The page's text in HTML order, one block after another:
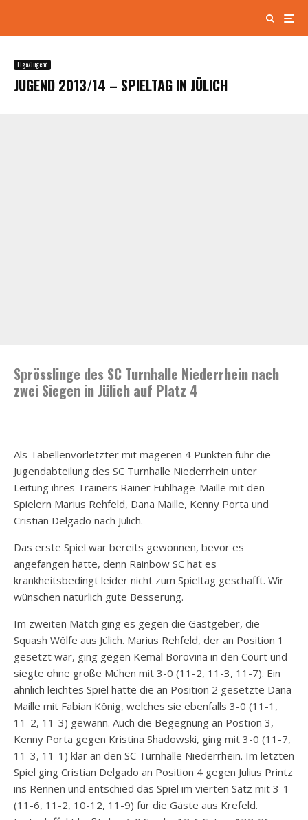
Liga/Jugend
JUGEND 2013/14 – SPIELTAG IN JÜLICH
Sprösslinge des SC Turnhalle Niederrhein nach
zwei Siegen in Jülich auf Platz 4
Als Tabellenvorletzter mit mageren 4 Punkten fuhr die
Jugendabteilung des SC Turnhalle Niederrhein unter
Leitung ihres Trainers Rainer Fuhlhage-Maille mit den
Spielern Marius Rehfeld, Dana Maille, Kenny Porta und
Cristian Delgado nach Jülich.
Das erste Spiel war bereits gewonnen, bevor es
angefangen hatte, denn Rainbow SC hat es
krankheitsbedingt leider nicht zum Spieltag geschafft. Wir
wünschen natürlich gute Besserung.
Im zweiten Match ging es gegen die Gastgeber, die
Squash Wölfe aus Jülich. Marius Rehfeld, der an Position 1
gesetzt war, ging gegen Kemal Borovina in den Court und
siegte ohne große Mühen mit 3-0 (11-2, 11-3, 11-7). Ein
ähnlich leichtes Spiel hatte die an Position 2 gesetzte Dana
Maille mit Fabian König, welches sie ebenfalls 3-0 (11-1,
11-2, 11-3) gewann. Auch die Begegnung an Postion 3,
Kenny Porta gegen Kristina Shadowski, ging mit 3-0 (11-7,
11-3, 11-1) klar an den SC Turnhalle Niederrhein. Im letzten
Spiel ging Cristian Delgado an Position 4 gegen Julius Printz
ins Rennen und entschied das Spiel im vierten Satz mit 3-1
(11-6, 11-2, 10-12, 11-9) für die Gäste aus Krefeld.